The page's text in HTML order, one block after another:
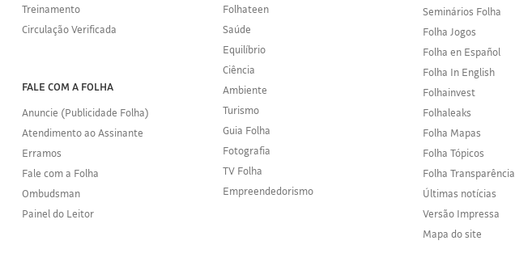
Treinamento
Circulação Verificada
FALE COM A FOLHA
Anuncie (Publicidade Folha)
Atendimento ao Assinante
Erramos
Fale com a Folha
Ombudsman
Painel do Leitor
Folhateen
Saúde
Equilíbrio
Ciência
Ambiente
Turismo
Guia Folha
Fotografia
TV Folha
Empreendedorismo
Seminários Folha
Folha Jogos
Folha en Español
Folha In English
Folhainvest
Folhaleaks
Folha Mapas
Folha Tópicos
Folha Transparência
Últimas notícias
Versão Impressa
Mapa do site